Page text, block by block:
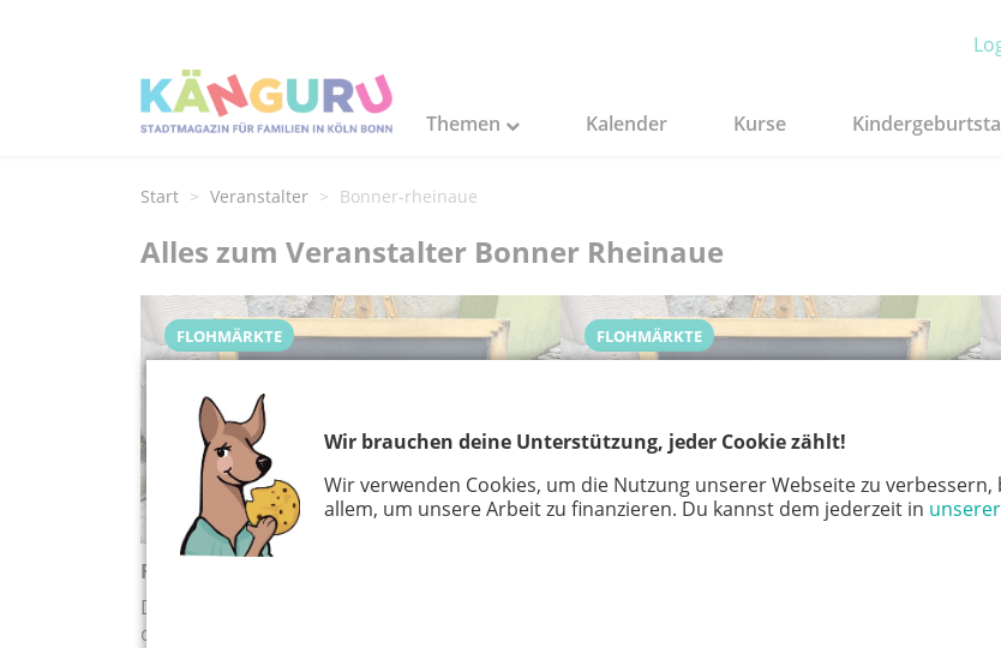
Wir brauchen deine Unterstützung, jeder Cookie zählt!
Wir verwenden Cookies, um die Nutzung unserer Webseite zu
allem, um unsere Arbeit zu finanzieren. Du kannst dem jederzeit in
Themen Kalender Kurse
Start Veranstalter Bonner-rheinaue
Alles zum Veranstalter Bonner Rheinaue
FLOHMÄRKTE
Flohmarkt
Der Flohmarkt in der Rheinaue gilt als einer
der größten Flohmärkte in Deutschland
FLOHMÄRKTE